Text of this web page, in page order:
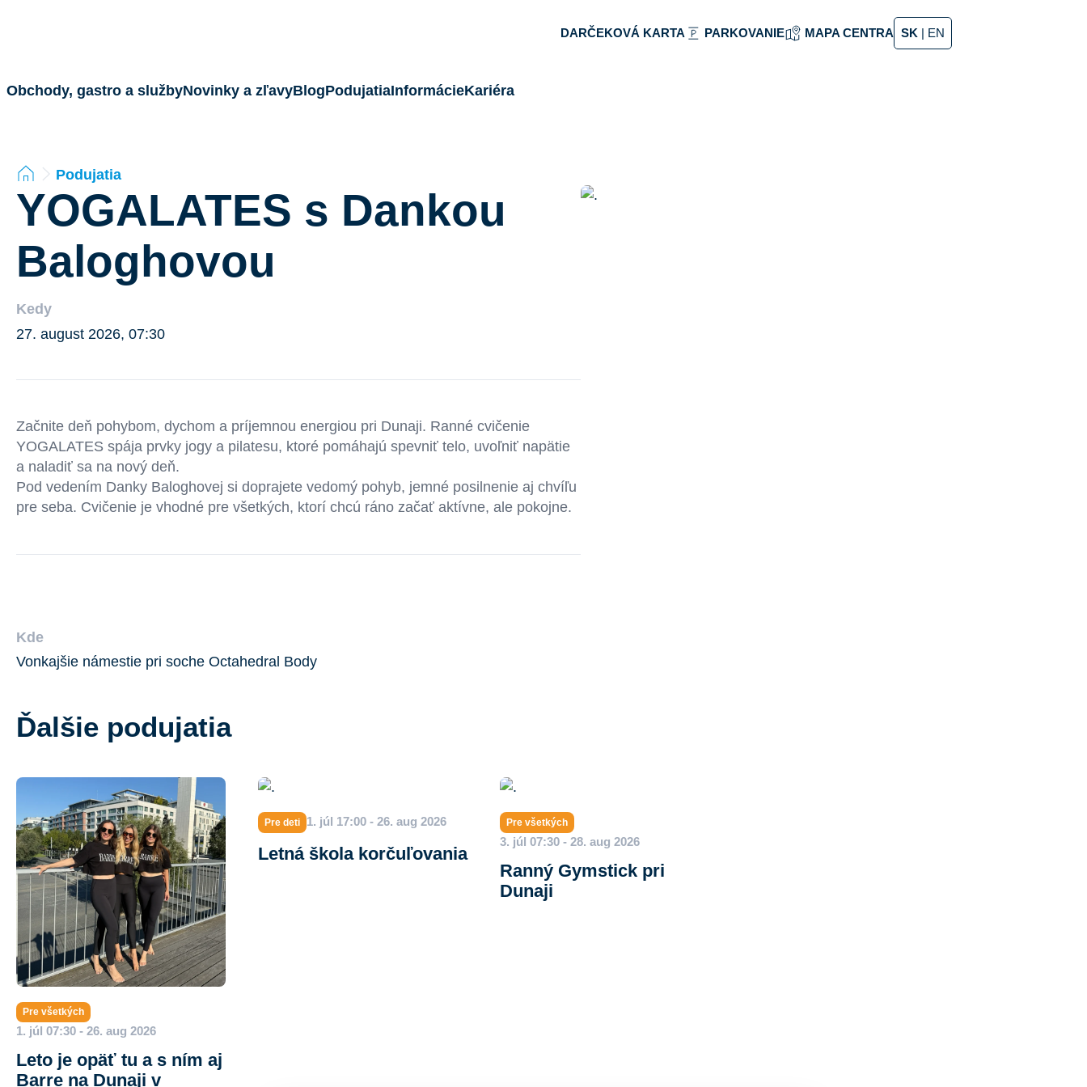
SK| EN
DARČEKOVÁ KARTA PARKOVANIE MAPA CENTRA
Obchody, gastro a službyNovinky a zľavyBlogPodujatiaInformácieKariéra
Podujatia
YOGALATES s Dankou
Baloghovou
Kedy
27. august 2026, 07:30
Kde
Vonkajšie námestie pri soche Octahedral Body
Začnite deň pohybom, dychom a príjemnou energiou pri Dunaji. Ranné cvičenie
YOGALATES spája prvky jogy a pilatesu, ktoré pomáhajú spevniť telo, uvoľniť napätie
a naladiť sa na nový deň.
Pod vedením Danky Baloghovej si doprajete vedomý pohyb, jemné posilnenie aj chvíľu
pre seba. Cvičenie je vhodné pre všetkých, ktorí chcú ráno začať aktívne, ale pokojne.
Ďalšie podujatia
Pre všetkých
1. júl 07:30 - 26. aug 2026
Leto je opäť tu a s ním aj
Barre na Dunaji v
Pre deti 1. júl 17:00 - 26. aug 2026
Letná škola korčuľovania
Pre všetkých
3. júl 07:30 - 28. aug 2026
Ranný Gymstick pri
Dunaji